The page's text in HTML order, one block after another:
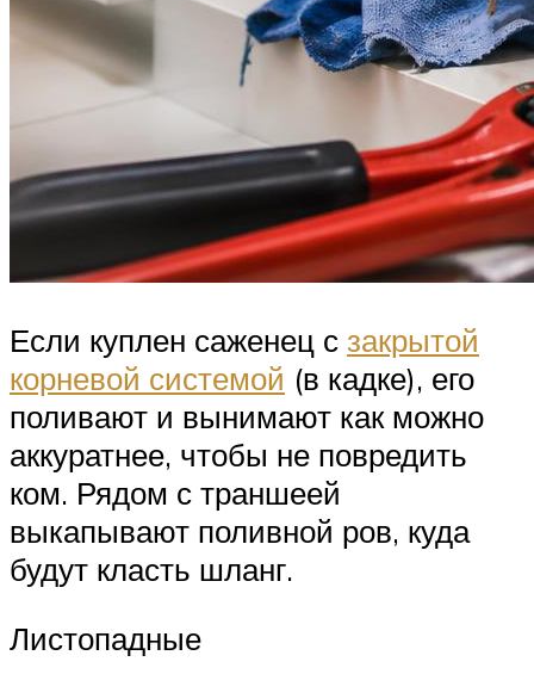
Если куплен саженец с закрытой
корневой системой (в кадке), его
поливают и вынимают как можно
аккуратнее, чтобы не повредить
ком. Рядом с траншеей
выкапывают поливной ров, куда
будут класть шланг.
Листопадные